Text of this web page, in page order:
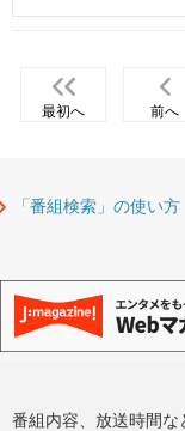
最初へ 前へ
「番組検索」の使い方
番組内容、放送時間な